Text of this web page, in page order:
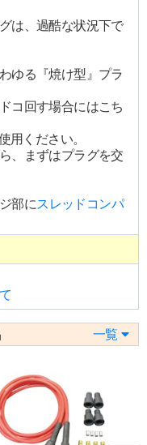
は、過酷な状況下で
ゆる『焼け型』プラ
コ回す場合にはこち
用ください。
、まずはプラグを交
部にスレッドコンパ
一覧